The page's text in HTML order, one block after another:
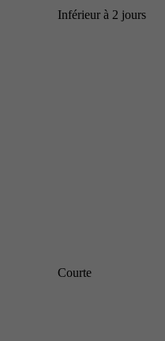
Inférieur à 2 jours
Courte